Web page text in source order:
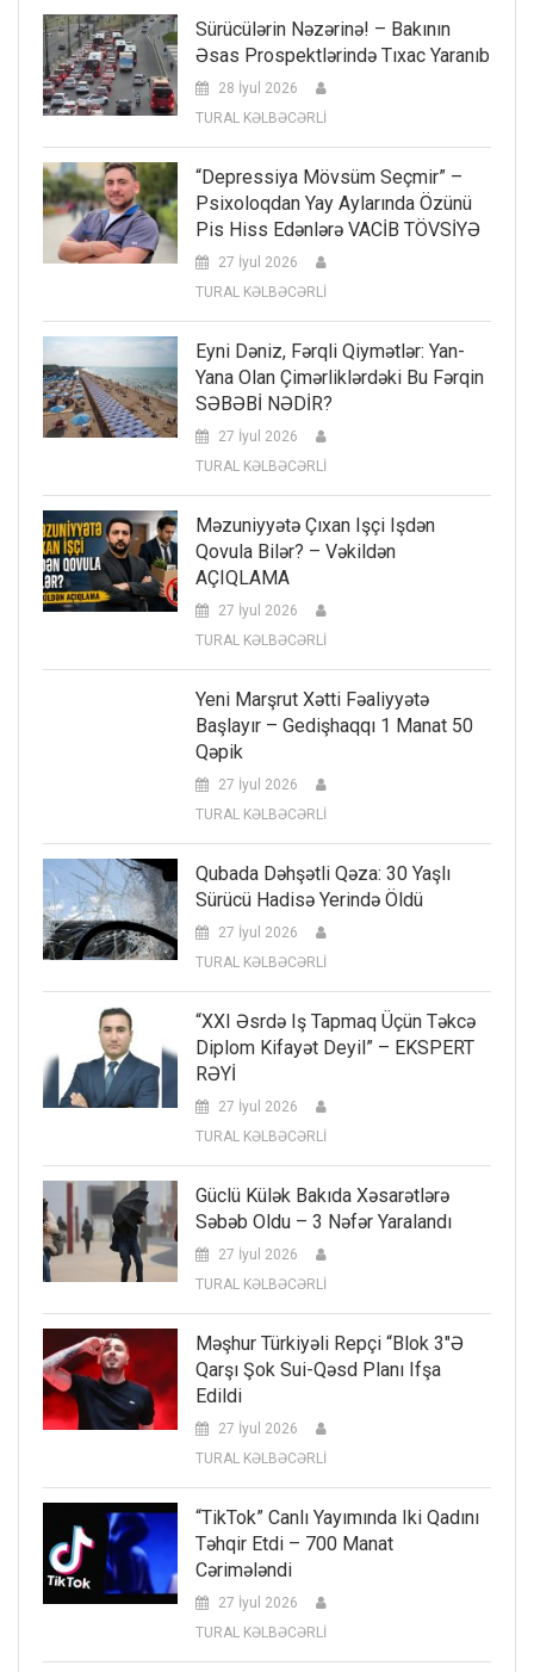
Sürücülərin Nəzərinə! – Bakının
Əsas Prospektlərində Tıxac Yaranıb
28 İyul 2026
TURAL KƏLBƏCƏRLİ
“Depressiya Mövsüm Seçmir” –
Psixoloqdan Yay Aylarında Özünü
Pis Hiss Edənlərə VACİB TÖVSİYƏ
27 İyul 2026
TURAL KƏLBƏCƏRLİ
Eyni Dəniz, Fərqli Qiymətlər: Yan-
Yana Olan Çimərliklərdəki Bu Fərqin
SƏBƏBİ NƏDİR?
27 İyul 2026
TURAL KƏLBƏCƏRLİ
Məzuniyyətə Çıxan Işçi Işdən
Qovula Bilər? – Vəkildən
AÇIQLAMA
27 İyul 2026
TURAL KƏLBƏCƏRLİ
Yeni Marşrut Xətti Fəaliyyətə
Başlayır – Gedişhaqqı 1 Manat 50
Qəpik
27 İyul 2026
TURAL KƏLBƏCƏRLİ
Qubada Dəhşətli Qəza: 30 Yaşlı
Sürücü Hadisə Yerində Öldü
27 İyul 2026
TURAL KƏLBƏCƏRLİ
“XXI Əsrdə Iş Tapmaq Üçün Təkcə
Diplom Kifayət Deyil” – EKSPERT
RƏYİ
27 İyul 2026
TURAL KƏLBƏCƏRLİ
Güclü Külək Bakıda Xəsarətlərə
Səbəb Oldu – 3 Nəfər Yaralandı
27 İyul 2026
TURAL KƏLBƏCƏRLİ
Məşhur Türkiyəli Repçi “Blok 3″ə
Qarşı Şok Sui-Qəsd Planı Ifşa
Edildi
27 İyul 2026
TURAL KƏLBƏCƏRLİ
“TikTok” Canlı Yayımında Iki Qadını
Təhqir Etdi – 700 Manat
Cərimələndi
27 İyul 2026
TURAL KƏLBƏCƏRLİ